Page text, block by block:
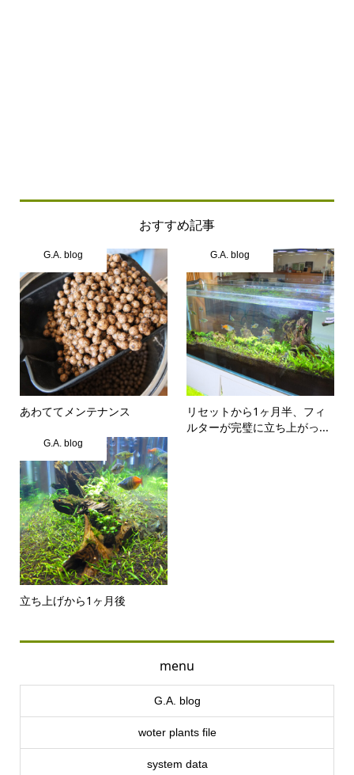
おすすめ記事
G.A. blog
あわててメンテナンス
G.A. blog
リセットから1ヶ月半、フィ
ルターが完璧に立ち上がっ...
G.A. blog
立ち上げから1ヶ月後
menu
G.A. blog
woter plants file
system data